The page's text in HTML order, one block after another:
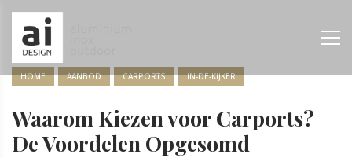
HOME AANBOD CARPORTS IN-DE-KIJKER
Waarom Kiezen voor Carports?
De Voordelen Opgesomd